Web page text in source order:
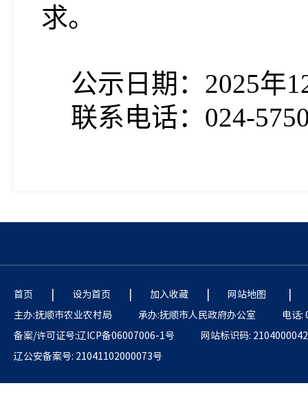
求。
公示日期： 2025年
联系电话： 024-
首页 | 设为首页 | 加入收藏 | 网站地图 |
主办:抚顺市农业农村局 承办:抚顺市人民政府办公室
电话:
备案/许可证号:辽ICP备06007006-1号
网站标识码: 2104000042
辽公安备案号: 21041102000073号